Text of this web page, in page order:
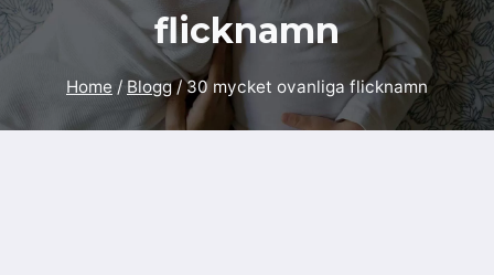
flicknamn
Home / Blogg / 30 mycket ovanliga flicknamn